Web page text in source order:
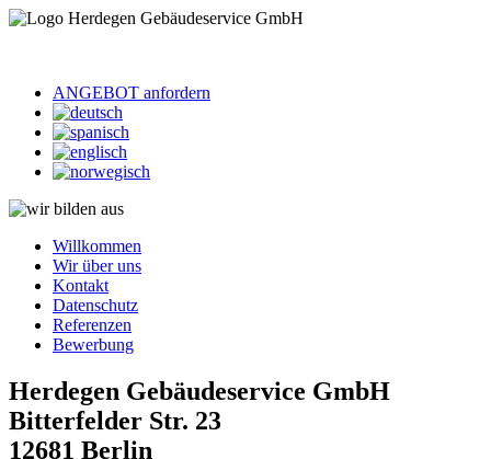
ANGEBOT anfordern
Willkommen
Wir über uns
Kontakt
Datenschutz
Referenzen
Bewerbung
Herdegen Gebäudeservice GmbH
Bitterfelder Str. 23
12681 Berlin